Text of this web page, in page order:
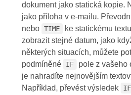
dokument jako statická kopie.
jako příloha v e-mailu.
nebo TIME
ke statickému
zobrazit stejné datum, jako
některých situacích, můžete
podmíněné
IF
pole z vašeho
je nahradíte nejnovějším
Například, převést výsledek
IF